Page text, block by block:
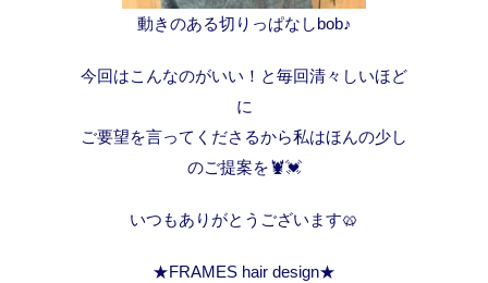
動きのある切りっぱなしbob♪
今回はこんなのがいい！と毎回清々しいほど
に
ご要望を言ってくださるから私はほんの少し
のご提案を🦞💓
いつもありがとうございます🥨
★FRAMES hair design★